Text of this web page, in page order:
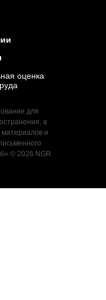
для
а
и
© 2026 NGR
оценка